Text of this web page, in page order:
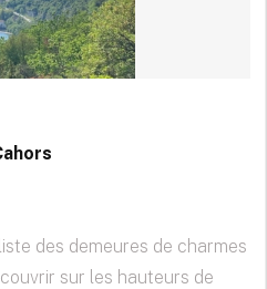
des demeures de charmes
sur les hauteurs de